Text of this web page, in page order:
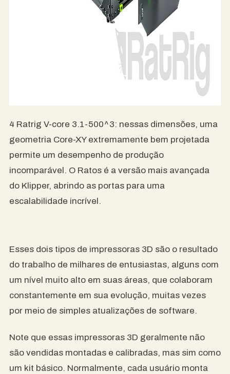
4 Ratrig V-core 3.1-500^3: nessas dimensões, uma
geometria Core-XY extremamente bem projetada
permite um desempenho de produção
incomparável. O Ratos é a versão mais avançada
do Klipper, abrindo as portas para uma
escalabilidade incrível.
Esses dois tipos de impressoras 3D são o resultado
do trabalho de milhares de entusiastas, alguns com
um nível muito alto em suas áreas, que colaboram
constantemente em sua evolução, muitas vezes
por meio de simples atualizações de software.
Note que essas impressoras 3D geralmente não
são vendidas montadas e calibradas, mas sim como
um kit básico. Normalmente, cada usuário monta